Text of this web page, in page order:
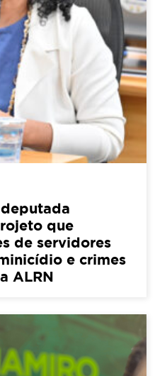
que
de servidores
e crimes
ALRN